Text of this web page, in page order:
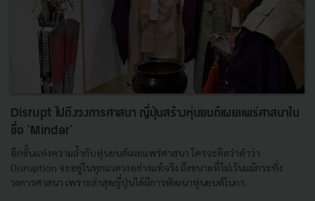
Disrupt ไปถึงวงการศาสนา ญี่ปุ่นสร้างหุ่นยนต์เผยแพร่ศาสนาใน
ชื่อ 'Mindar'
อีกขั้นแห่งความล้ำกับหุ่นยนต์เผยแพร่ศาสนา ใครจะคิดว่าคำว่า
Disruption จะอยู่ในทุกแวดวงอย่างแท้จริง ถึงขนาดที่ไม่เว้นแม้กระทั่ง
วงการศาสนา เพราะล่าสุดญี่ปุ่นได้มีการพัฒนาหุ่นยนต์ในกา...